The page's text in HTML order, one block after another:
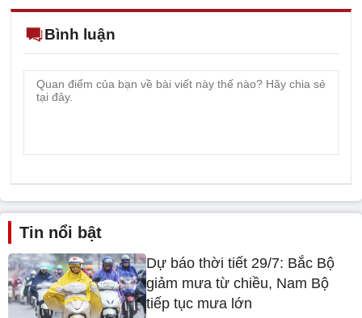
Bình luận
Tin nổi bật
Dự báo thời tiết 29/7: Bắc Bộ
giảm mưa từ chiều, Nam Bộ
tiếp tục mưa lớn